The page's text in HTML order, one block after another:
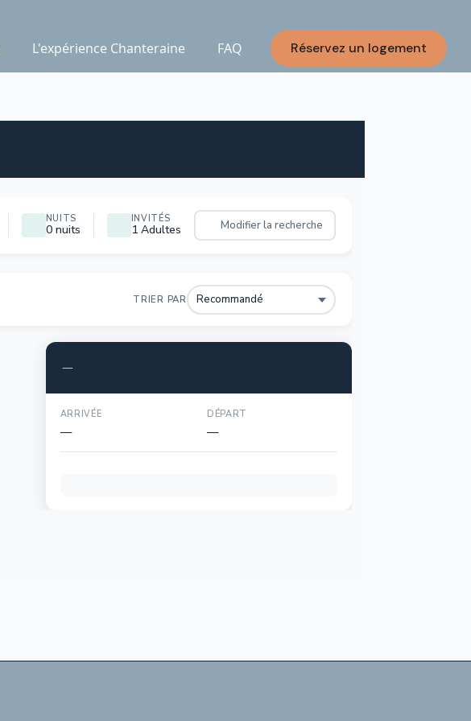
L'expérience Chanteraine FAQ Réservez un logement
NUITS
0 nuits
INVITÉS
1 Adultes Modifier la recherche
TRIER PAR
—
ARRIVÉE
—
DÉPART
—